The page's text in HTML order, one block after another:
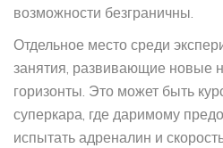
возможности безграничны.
Отдельное место среди
занятия, развивающие новые
горизонты. Это может быть
суперкара, где даримому
испытать адреналин и